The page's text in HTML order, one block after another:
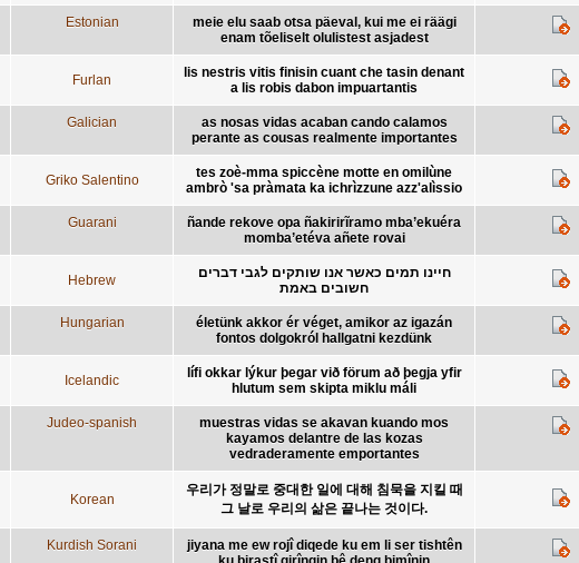
Estonian
meie elu saab otsa päeval, kui me ei räägi
enam tõeliselt olulistest asjadest
Furlan
lis nestris vitis finisin cuant che tasin denant
a lis robis dabon impuartantis
Galician
as nosas vidas acaban cando calamos
perante as cousas realmente importantes
Griko Salentino
tes zoè-mma spiccène motte en omilùne
ambrò 'sa pràmata ka ichrìzzune azz'alìssio
Guarani
ñande rekove opa ñakirirĩramo mba’ekuéra
momba’etéva añete rovai
Hebrew
חיינו תמים כאשר אנו שותקים לגבי דברים
חשובים באמת
Hungarian
életünk akkor ér véget, amikor az igazán
fontos dolgokról hallgatni kezdünk
Icelandic
lífi okkar lýkur þegar við förum að þegja yfir
hlutum sem skipta miklu máli
Judeo-spanish
muestras vidas se akavan kuando mos
kayamos delantre de las kozas
vedraderamente emportantes
Korean
우리가 정말로 중대한 일에 대해 침묵을 지킬 때
그 날로 우리의 삶은 끝나는 것이다.
Kurdish Sorani
jiyana me ew rojî diqede ku em li ser tishtên